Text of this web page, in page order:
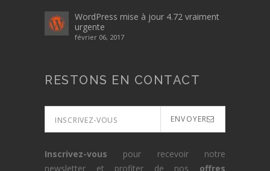
WordPress mise à jour 4.72 vraiment
urgente
février 06, 2017
RESTONS EN CONTACT
ENVOYER
Inscrivez-vous pour recevoir notre
newsletter et profiter de nos offres